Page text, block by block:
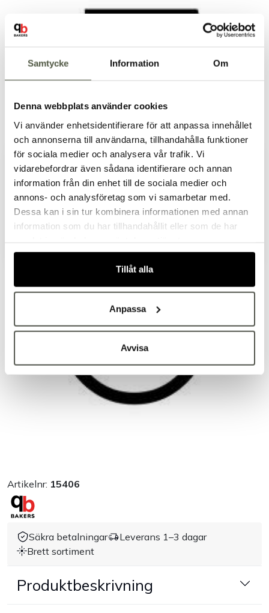
Samtycke Information Om
Denna webbplats använder cookies
Vi använder enhetsidentifierare för att anpassa innehållet
och annonserna till användarna, tillhandahålla funktioner
för sociala medier och analysera vår trafik. Vi
vidarebefordrar även sådana identifierare och annan
information från din enhet till de sociala medier och
annons- och analysföretag som vi samarbetar med.
Dessa kan i sin tur kombinera informationen med annan
information som du har tillhandahållit eller som de har
Tillåt alla
Anpassa
Avvisa
Artikelnr: 15406
Säkra betalningar
Leverans 1–3 dagar
Brett sortiment
Produktbeskrivning
Välkommen till Bakers!
Handlar du som företag eller privatperson?
Fortsätt som privatperson